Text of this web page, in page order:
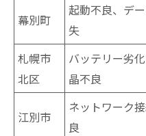
幕別町
起動不良、デ
失
札幌市
北区
バッテリー劣
晶不良
江別市
ネットワーク
良